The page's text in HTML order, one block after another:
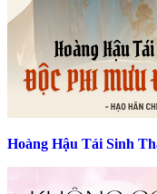
Hoàng Hậu Tái Sinh